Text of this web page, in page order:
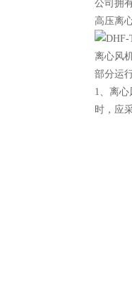
公司拥
高压离
离心风
部分运
1、离
时，应